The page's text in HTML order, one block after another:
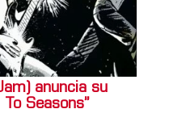
anuncia su
Seasons”